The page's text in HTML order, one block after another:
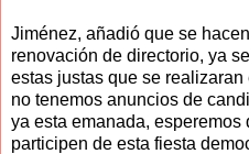
Jiménez, añadió que se
renovación de directorio, ya
estas justas que se
no tenemos anuncios de
ya esta emanada, esperemos
participen de esta fiesta